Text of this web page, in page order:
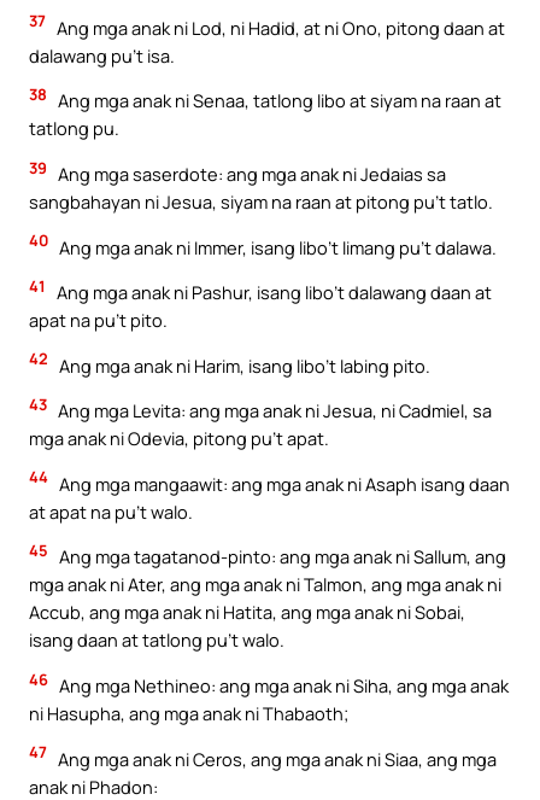
37 Ang mga anak ni Lod, ni Hadid, at ni Ono, pitong daan at
dalawang pu’t isa.
38 Ang mga anak ni Senaa, tatlong libo at siyam na raan at
tatlong pu.
39 Ang mga saserdote: ang mga anak ni Jedaias sa
sangbahayan ni Jesua, siyam na raan at pitong pu’t tatlo.
40 Ang mga anak ni Immer, isang libo’t limang pu’t dalawa.
41
Ang mga anak ni Pashur, isang libo’t dalawang daan at
apat na pu’t pito.
42 Ang mga anak ni Harim, isang libo’t labing pito.
43 Ang mga Levita: ang mga anak ni Jesua, ni Cadmiel, sa
mga anak ni Odevia, pitong pu’t apat.
44 Ang mga mangaawit: ang mga anak ni Asaph isang daan
at apat na pu’t walo.
45 Ang mga tagatanod-pinto: ang mga anak ni Sallum, ang
mga anak ni Ater, ang mga anak ni Talmon, ang mga anak ni
Accub, ang mga anak ni Hatita, ang mga anak ni Sobai,
isang daan at tatlong pu’t walo.
46 Ang mga Nethineo: ang mga anak ni Siha, ang mga anak
ni Hasupha, ang mga anak ni Thabaoth;
47 Ang mga anak ni Ceros, ang mga anak ni Siaa, ang mga
anak ni Phadon: